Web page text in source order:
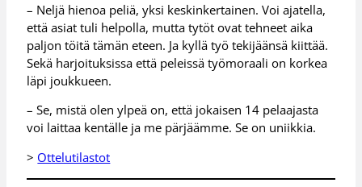
– Neljä hienoa peliä, yksi keskinkertainen. Voi ajatella,
että asiat tuli helpolla, mutta tytöt ovat tehneet aika
paljon töitä tämän eteen. Ja kyllä työ tekijäänsä kiittää.
Sekä harjoituksissa että peleissä työmoraali on korkea
läpi joukkueen.
– Se, mistä olen ylpeä on, että jokaisen 14 pelaajasta
voi laittaa kentälle ja me pärjäämme. Se on uniikkia.
> Ottelutilastot